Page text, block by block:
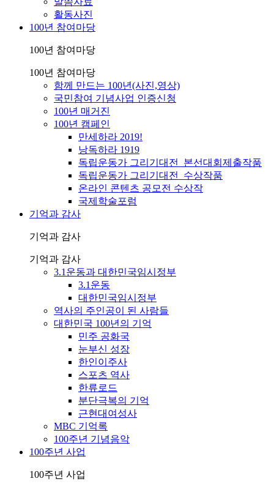
활동사진
100년 참여마당
100년 참여마당
100년 참여마당
함께 만드는 100년(사진,영상)
국민참여 기념사업 인증신청
100년 매거진
100년 캠페인
만세하라 2019!
낭독하라 1919
독립운동가 그리기대전_본선대회제출작품
독립운동가 그리기대전_수상작품
온라인 콘텐츠 공모전 수상작
국제학술포럼
기억과 감사
기억과 감사
기억과 감사
3.1운동과 대한민국임시정부
3.1운동
대한민국임시정부
역사의 주인공이 된 사람들
대한민국 100년의 기억
민주 공화국
눈부신 성장
한인이주사
스포츠 역사
한류로드
분단극복의 기억
근현대여성사
MBC 기억록
100주년 기념음악
100주년 사업
100주년 사업